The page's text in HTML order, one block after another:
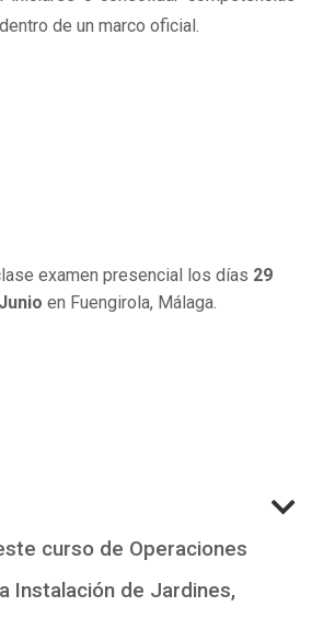
de un marco oficial.
examen presencial los días 29
en Fuengirola, Málaga.
curso de Operaciones
Instalación de Jardines,